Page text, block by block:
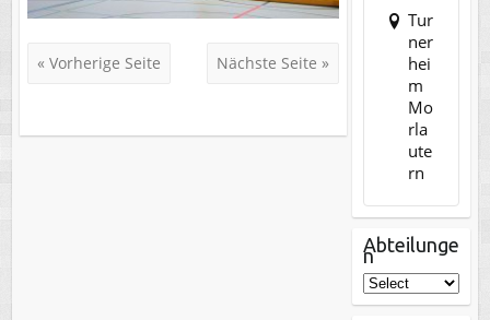
« Vorherige Seite Nächste Seite »
Tur
ner
hei
m
Mo
rla
ute
rn
Abteilunge
n